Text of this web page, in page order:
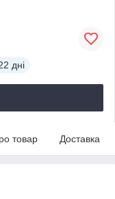
дні
товар Доставка